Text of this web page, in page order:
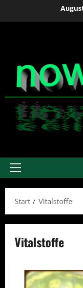
Primäres
Start
Vitalstoffe
Vitalstoffe